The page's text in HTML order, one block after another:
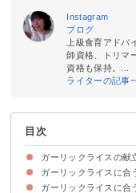
Instagram
ブログ
上級食育アド
師資格、トリマ
資格も保持。...
ライターの記事
目次
ガーリックライスの献
ガーリックライスに合
①半熟卵のシーザー
②豆腐とわかめのサ
③野菜たっぷりのポ
④ツナと玉ねぎのサ
⑤カラフルな温野菜
⑥さっぱり仕立ての
⑦きのことほうれん
ガーリックライスに合